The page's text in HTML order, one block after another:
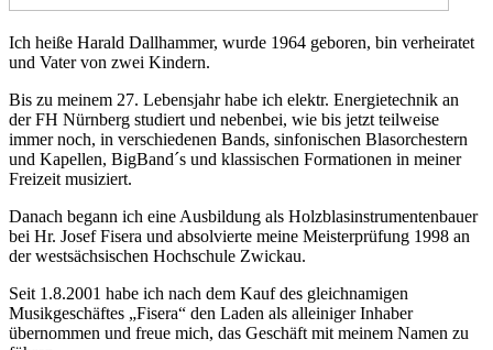
Ich heiße Harald Dallhammer, wurde 1964 geboren, bin verheiratet
und Vater von zwei Kindern.
Bis zu meinem 27. Lebensjahr habe ich elektr. Energietechnik an
der FH Nürnberg studiert und nebenbei, wie bis jetzt teilweise
immer noch, in verschiedenen Bands, sinfonischen Blasorchestern
und Kapellen, BigBand´s und klassischen Formationen in meiner
Freizeit musiziert.
Danach begann ich eine Ausbildung als Holzblasinstrumentenbauer
bei Hr. Josef Fisera und absolvierte meine Meisterprüfung 1998 an
der westsächsischen Hochschule Zwickau.
Seit 1.8.2001 habe ich nach dem Kauf des gleichnamigen
Musikgeschäftes „Fisera“ den Laden als alleiniger Inhaber
übernommen und freue mich, das Geschäft mit meinem Namen zu